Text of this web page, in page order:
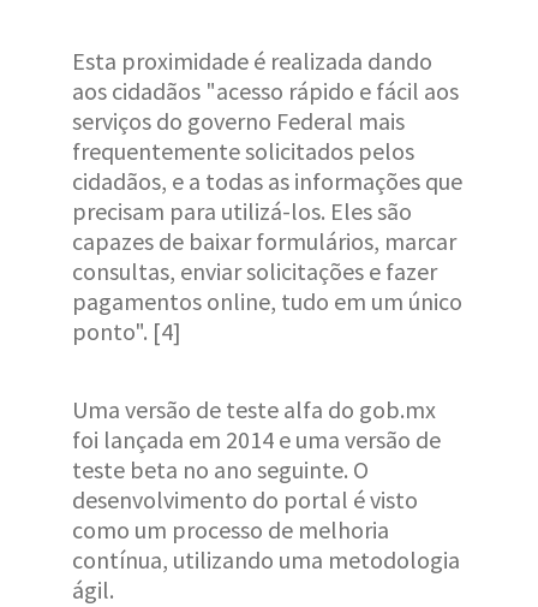
Esta proximidade é realizada dando
aos cidadãos "acesso rápido e fácil aos
serviços do governo Federal mais
frequentemente solicitados pelos
cidadãos, e a todas as informações que
precisam para utilizá-los. Eles são
capazes de baixar formulários, marcar
consultas, enviar solicitações e fazer
pagamentos online, tudo em um único
ponto". [4]
Uma versão de teste alfa do gob.mx
foi lançada em 2014 e uma versão de
teste beta no ano seguinte. O
desenvolvimento do portal é visto
como um processo de melhoria
contínua, utilizando uma metodologia
ágil.